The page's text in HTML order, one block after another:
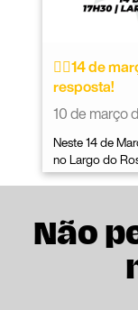
✊🏿14 de
resposta!
10 de março
Neste 14 de
no Largo do
Não